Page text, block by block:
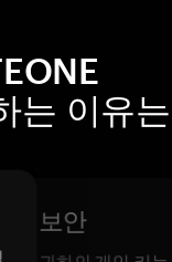
는 이유는
보안